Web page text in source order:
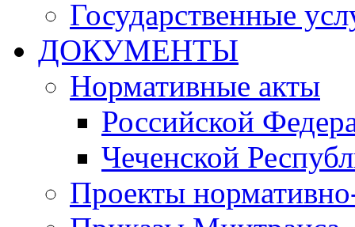
Государственные
ДОКУМЕНТЫ
Нормативные акты
Российской
Чеченской
Проекты